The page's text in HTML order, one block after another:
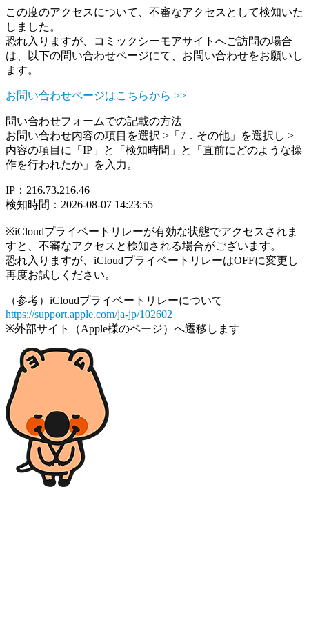
この度のアクセスについて、不審なアクセスとして検知いた
しました。
恐れ入りますが、コミックシーモアサイトへご訪問の場合
は、以下の問い合わせページにて、お問い合わせをお願いし
ます。
お問い合わせページはこちらから >>
問い合わせフォームでの記載の方法
お問い合わせ内容の項目を選択 >「7．その他」を選択し >
内容の項目に「IP」と「検知時間」と「直前にどのような操
作を行われたか」を入力。
IP：216.73.216.46
検知時間：2026-08-07 14:23:55
※iCloudプライベートリレーが有効な状態でアクセスされま
すと、不審なアクセスと検知される場合がございます。
恐れ入りますが、iCloudプライベートリレーはOFFに変更し
再度お試しください。
（参考）iCloudプライベートリレーについて
https://support.apple.com/ja-jp/102602
※外部サイト（Apple様のページ）へ遷移します